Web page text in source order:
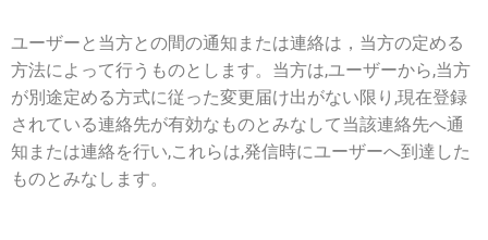
ユーザーと当方との間の通知または連絡は，当方の定める
方法によって行うものとします。当方は,ユーザーから,当方
が別途定める方式に従った変更届け出がない限り,現在登録
されている連絡先が有効なものとみなして当該連絡先へ通
知または連絡を行い,これらは,発信時にユーザーへ到達した
ものとみなします。